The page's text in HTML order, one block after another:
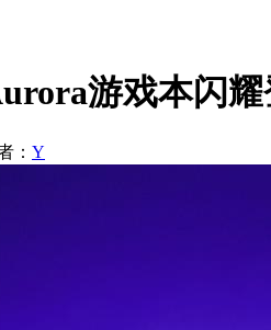
游戏本闪耀
： Y